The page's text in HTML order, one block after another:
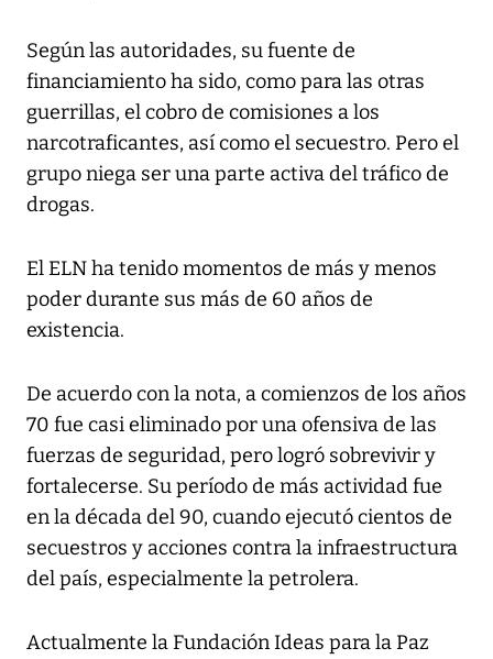
Según las autoridades, su fuente de
financiamiento ha sido, como para las otras
guerrillas, el cobro de comisiones a los
narcotraficantes, así como el secuestro. Pero el
grupo niega ser una parte activa del tráfico de
drogas.
El ELN ha tenido momentos de más y menos
poder durante sus más de 60 años de
existencia.
De acuerdo con la nota, a comienzos de los años
70 fue casi eliminado por una ofensiva de las
fuerzas de seguridad, pero logró sobrevivir y
fortalecerse. Su período de más actividad fue
en la década del 90, cuando ejecutó cientos de
secuestros y acciones contra la infraestructura
del país, especialmente la petrolera.
Actualmente la Fundación Ideas para la Paz